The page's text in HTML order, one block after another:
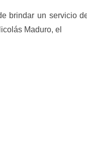
Público y
Estacionamiento
– Servicio
brindar un servicio
Maduro, el